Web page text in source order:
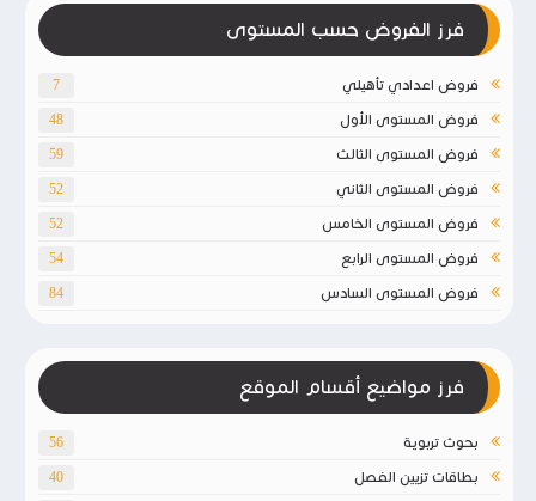
فرز الفروض حسب المستوى
فروض اعدادي تأهيلي 7
فروض المستوى الأول 48
فروض المستوى الثالث 59
فروض المستوى الثاني 52
فروض المستوى الخامس 52
فروض المستوى الرابع 54
فروض المستوى السادس 84
فرز مواضيع أقسام الموقع
بحوث تربوية 56
بطاقات تزيين الفصل 40